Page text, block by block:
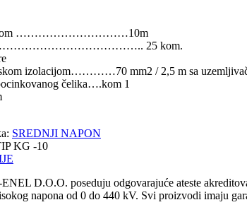
…………………………10m
…………………………………….. 25 kom.
izolacijom…………70 mm2 / 2,5 m sa
čelika….kom 1
SREDNJI NAPON
KG -10
D.O.O. poseduju odgovarajuće ateste
napona od 0 do 440 kV. Svi proizvodi imaju